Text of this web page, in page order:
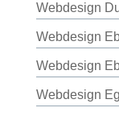
Webdesign
Webdesign
Webdesign
Webdesign